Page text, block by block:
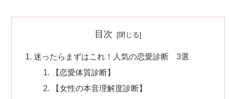
目次
迷ったらまずはこれ！人気の恋愛診断 3選
【恋愛体質診断】
【女性の本音理解度診断】